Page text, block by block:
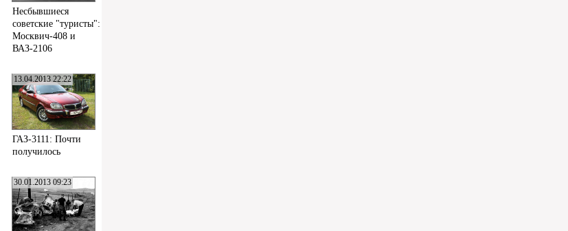
Несбывшиеся
советские "туристы":
Москвич-408 и
ВАЗ-2106
13.04.2013 22:22
ГАЗ-3111: Почти
получилось
30.01.2013 09:23